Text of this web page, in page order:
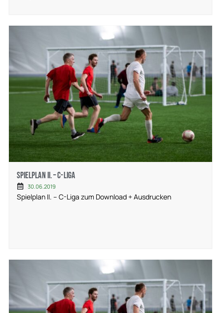
Spielplan II. – C-Liga
30.06.2019
Spielplan II. – C-Liga zum Download + Ausdrucken